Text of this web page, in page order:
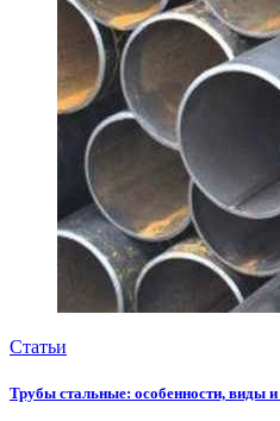
Статьи
Трубы стальные: особенности, виды